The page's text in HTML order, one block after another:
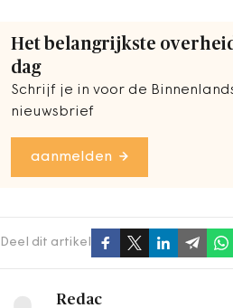
Het belangrijkste
dag
Schrijf je in voor de
nieuwsbrief
aanmelden
Deel dit artikel
Redac